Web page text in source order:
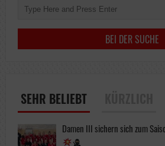
SEHR BELIEBT
Damen III sichern sich zum